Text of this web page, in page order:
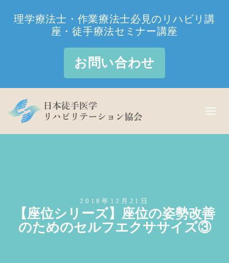
理学療法士・作業療法士必見のリハビリ講
座・徒手療法セミナー講座
お問い合わせ
2018年12月21日
【座位シリーズ】座位の姿勢改善
のためのセルフエクササイズ③